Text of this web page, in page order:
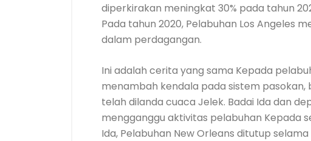
diperkirakan meningkat 30% pada tahun
Pada tahun 2020, Pelabuhan Los Angeles
dalam perdagangan.
Ini adalah cerita yang sama Kepada
menambah kendala pada sistem
telah dilanda cuaca Jelek. Badai Ida dan
mengganggu aktivitas pelabuhan Kepada
Ida, Pelabuhan New Orleans ditutup